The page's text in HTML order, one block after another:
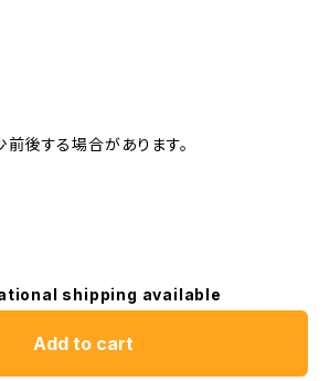
後する場合があります。
shipping available
Add to cart